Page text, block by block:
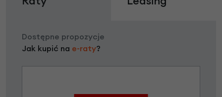
Dostępne propozycje
Jak kupić na e-raty?